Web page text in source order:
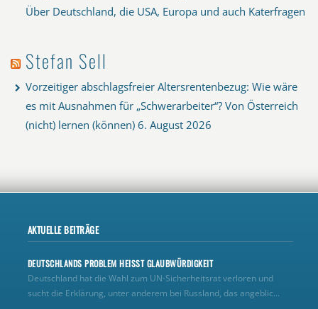
Über Deutschland, die USA, Europa und auch Katerfragen
Stefan Sell
Vorzeitiger abschlagsfreier Altersrentenbezug: Wie wäre
es mit Ausnahmen für „Schwerarbeiter“? Von Österreich
(nicht) lernen (können) 6. August 2026
AKTUELLE BEITRÄGE
DEUTSCHLANDS PROBLEM HEISST GLAUBWÜRDIGKEIT
Deutschland hat die Wahl zum UN‑Sicherheitsrat verloren und
sucht die Erklärung, unter anderem bei Russland, das angeblic...